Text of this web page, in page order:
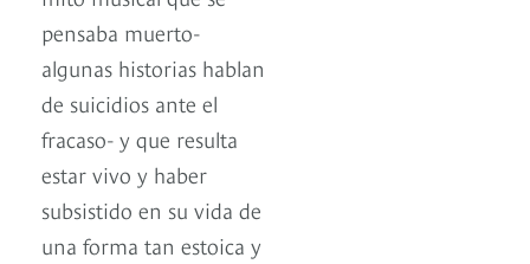
pensaba muerto-
algunas historias hablan
de suicidios ante el
fracaso- y que resulta
estar vivo y haber
subsistido en su vida de
una forma tan estoica y